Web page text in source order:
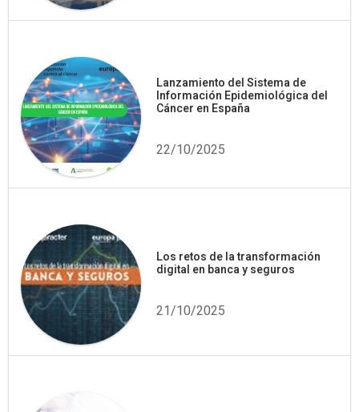
Lanzamiento del Sistema de
Información Epidemiológica del
Cáncer en España
22/10/2025
Los retos de la transformación
digital en banca y seguros
21/10/2025